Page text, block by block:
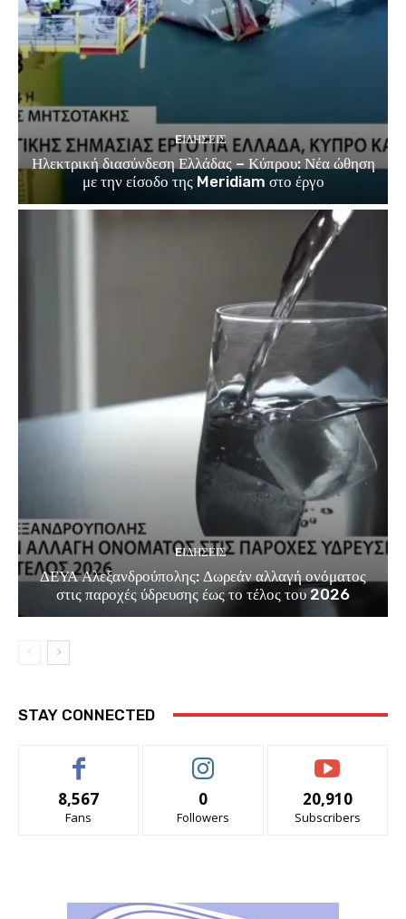
EΙΔΗΣΕΙΣ
Ηλεκτρική διασύνδεση Ελλάδας – Κύπρου: Νέα ώθηση
με την είσοδο της Meridiam στο έργο
EΙΔΗΣΕΙΣ
ΔΕΥΑ Αλεξανδρούπολης: Δωρεάν αλλαγή ονόματος
στις παροχές ύδρευσης έως το τέλος του 2026
STAY CONNECTED
8,567
Fans
0
Followers
20,910
Subscribers